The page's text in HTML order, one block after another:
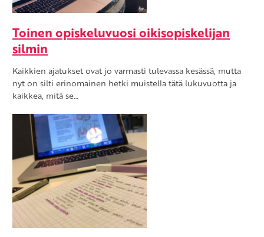
Toinen opiskeluvuosi oikisopiskelijan
silmin
Kaikkien ajatukset ovat jo varmasti tulevassa kesässä, mutta
nyt on silti erinomainen hetki muistella tätä lukuvuotta ja
kaikkea, mitä se…